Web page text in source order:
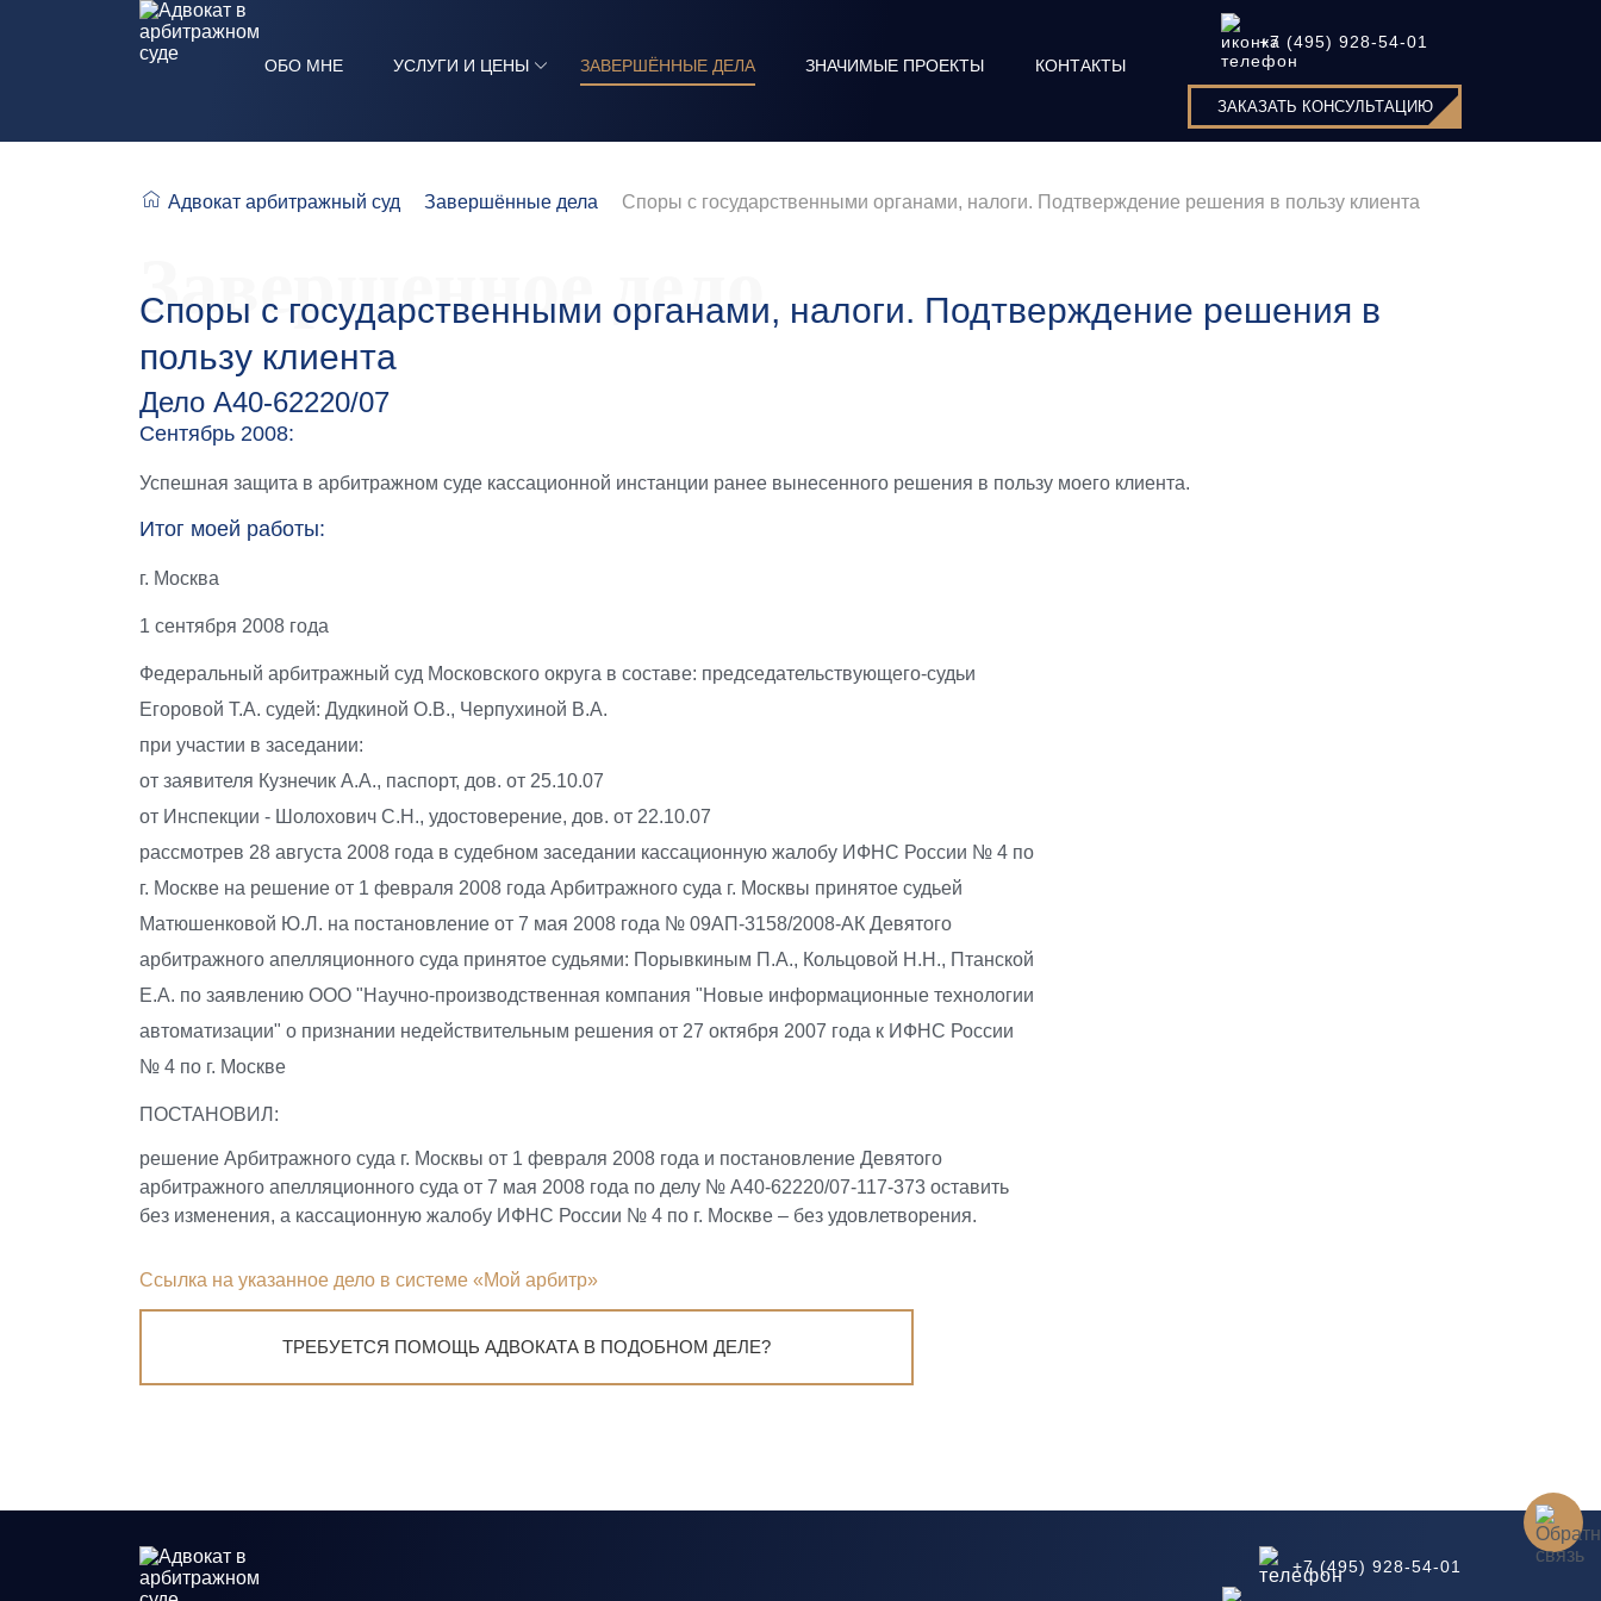
ОБО МНЕ УСЛУГИ И ЦЕНЫ ЗАВЕРШЁННЫЕ ДЕЛА ЗНАЧИМЫЕ ПРОЕКТЫ КОНТАКТЫ
+7 (495) 928-54-01
ЗАКАЗАТЬ КОНСУЛЬТАЦИЮ
Адвокат арбитражный суд Завершённые дела Споры с государственными органами, налоги. Подтверждение решения в пользу клиента
Споры с государственными органами, налоги. Подтверждение решения в
пользу клиента
Дело А40-62220/07
Сентябрь 2008:
Завершенное дело
Успешная защита в арбитражном суде кассационной инстанции ранее вынесенного решения в пользу моего клиента.
Итог моей работы:
г. Москва
1 сентября 2008 года
Федеральный арбитражный суд Московского округа в составе: председательствующего-судьи
Егоровой Т.А. судей: Дудкиной О.В., Черпухиной В.А.
при участии в заседании:
от заявителя Кузнечик А.А., паспорт, дов. от 25.10.07
от Инспекции - Шолохович С.Н., удостоверение, дов. от 22.10.07
рассмотрев 28 августа 2008 года в судебном заседании кассационную жалобу ИФНС России № 4 по
г. Москве на решение от 1 февраля 2008 года Арбитражного суда г. Москвы принятое судьей
Матюшенковой Ю.Л. на постановление от 7 мая 2008 года № 09АП-3158/2008-АК Девятого
арбитражного апелляционного суда принятое судьями: Порывкиным П.А., Кольцовой Н.Н., Птанской
Е.А. по заявлению ООО "Научно-производственная компания "Новые информационные технологии
автоматизации" о признании недействительным решения от 27 октября 2007 года к ИФНС России
№ 4 по г. Москве
ПОСТАНОВИЛ:
решение Арбитражного суда г. Москвы от 1 февраля 2008 года и постановление Девятого
арбитражного апелляционного суда от 7 мая 2008 года по делу № А40-62220/07-117-373 оставить
без изменения, а кассационную жалобу ИФНС России № 4 по г. Москве – без удовлетворения.
Ссылка на указанное дело в системе «Мой арбитр»
ТРЕБУЕТСЯ ПОМОЩЬ АДВОКАТА В ПОДОБНОМ ДЕЛЕ?
+7 (495) 928-54-01